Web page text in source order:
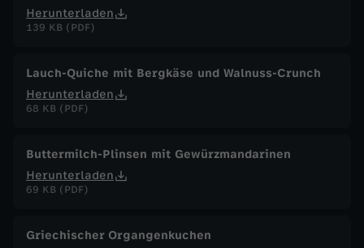
Herunterladen
139 KB (PDF)
Lauch-Quiche mit Bergkäse und Walnuss-Crunch
Herunterladen
68 KB (PDF)
Buttermilch-Plinsen mit Gewürzmandarinen
Herunterladen
69 KB (PDF)
Griechischer Organgenkuchen